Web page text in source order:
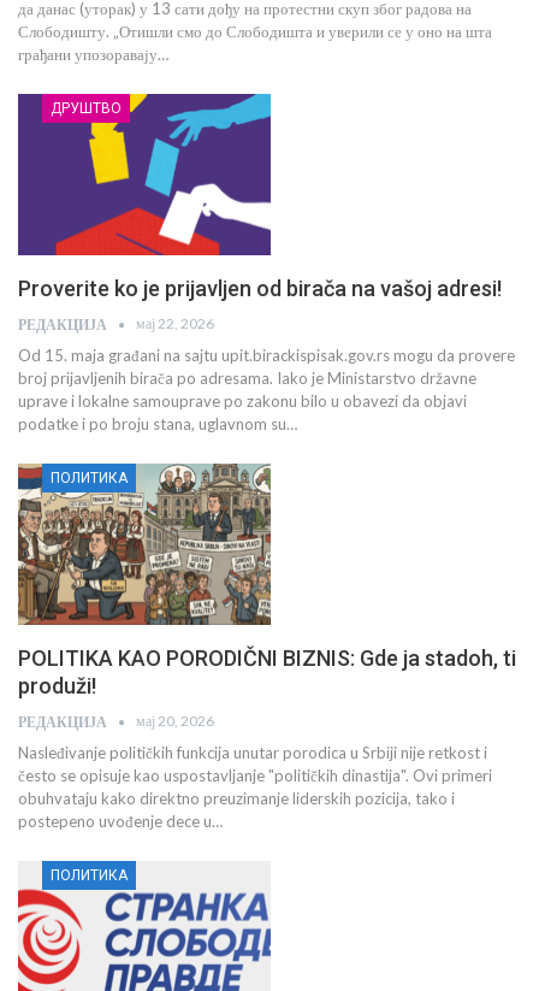
да данас (уторак) у 13 сати дођу на протестни скуп због радова на
Слободишту. „Отишли смо до Слободишта и уверили се у оно на шта
грађани упозоравају…
ДРУШТВО
Proverite ko je prijavljen od birača na vašoj adresi!
РЕДАКЦИЈА мај 22, 2026
Od 15. maja građani na sajtu upit.birackispisak.gov.rs mogu da provere
broj prijavljenih birača po adresama. Iako je Ministarstvo državne
uprave i lokalne samouprave po zakonu bilo u obavezi da objavi
podatke i po broju stana, uglavnom su…
ПОЛИТИКА
POLITIKA KAO PORODIČNI BIZNIS: Gde ja stadoh, ti
produži!
РЕДАКЦИЈА мај 20, 2026
Nasleđivanje političkih funkcija unutar porodica u Srbiji nije retkost i
često se opisuje kao uspostavljanje "političkih dinastija". Ovi primeri
obuhvataju kako direktno preuzimanje liderskih pozicija, tako i
postepeno uvođenje dece u…
ПОЛИТИКА